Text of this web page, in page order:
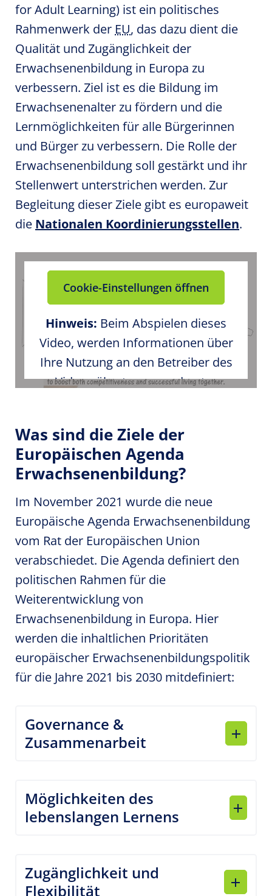
for Adult Learning) ist ein politisches
Rahmenwerk der EU, das dazu dient die
Qualität und Zugänglichkeit der
Erwachsenenbildung in Europa zu
verbessern. Ziel ist es die Bildung im
Erwachsenenalter zu fördern und die
Lernmöglichkeiten für alle Bürgerinnen
und Bürger zu verbessern. Die Rolle der
Erwachsenenbildung soll gestärkt und ihr
Stellenwert unterstrichen werden. Zur
Begleitung dieser Ziele gibt es europaweit
die Nationalen Koordinierungsstellen.
Cookie-Einstellungen öffnen
Hinweis: Beim Abspielen dieses
Video, werden Informationen über
Ihre Nutzung an den Betreiber des
Videos übertragen und unter
Medieninhalten in den Cookie-
Einstellungen zu.
Was sind die Ziele der
Europäischen Agenda
Erwachsenenbildung?
Im November 2021 wurde die neue
Europäische Agenda Erwachsenenbildung
vom Rat der Europäischen Union
verabschiedet. Die Agenda definiert den
politischen Rahmen für die
Weiterentwicklung von
Erwachsenenbildung in Europa. Hier
werden die inhaltlichen Prioritäten
europäischer Erwachsenenbildungspolitik
für die Jahre 2021 bis 2030 mitdefiniert:
Governance &
Zusammenarbeit
Möglichkeiten des
lebenslangen Lernens
Zugänglichkeit und
Flexibilität